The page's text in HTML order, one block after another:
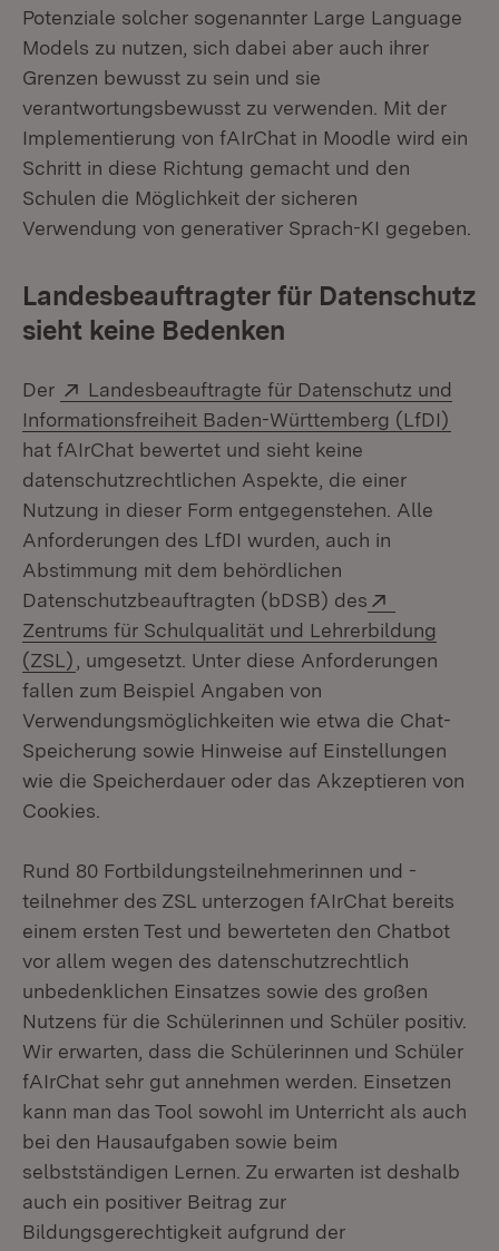
Potenziale solcher sogenannter Large Language
Models zu nutzen, sich dabei aber auch ihrer
Grenzen bewusst zu sein und sie
verantwortungsbewusst zu verwenden. Mit der
Implementierung von fAIrChat in Moodle wird ein
Schritt in diese Richtung gemacht und den
Schulen die Möglichkeit der sicheren
Verwendung von generativer Sprach-KI gegeben.
Landesbeauftragter für Datenschutz
sieht keine Bedenken
Der Extern:
Landesbeauftragte für Datenschutz und
Informationsfreiheit Baden-Württemberg (LfDI)
hat fAIrChat bewertet und sieht keine
datenschutzrechtlichen Aspekte, die einer
Nutzung in dieser Form entgegenstehen. Alle
Anforderungen des LfDI wurden, auch in
Abstimmung mit dem behördlichen
Datenschutzbeauftragten (bDSB) des
Zentrums für Schulqualität und Lehrerbildung
(ZSL) (Öffnet in neuem Fenster)
, umgesetzt. Unter diese Anforderungen
fallen zum Beispiel Angaben von
Verwendungsmöglichkeiten wie etwa die Chat-
Speicherung sowie Hinweise auf Einstellungen
wie die Speicherdauer oder das Akzeptieren von
Cookies.
Rund 80 Fortbildungsteilnehmerinnen und -
teilnehmer des ZSL unterzogen fAIrChat bereits
einem ersten Test und bewerteten den Chatbot
vor allem wegen des datenschutzrechtlich
unbedenklichen Einsatzes sowie des großen
Nutzens für die Schülerinnen und Schüler positiv.
Wir erwarten, dass die Schülerinnen und Schüler
fAIrChat sehr gut annehmen werden. Einsetzen
kann man das Tool sowohl im Unterricht als auch
bei den Hausaufgaben sowie beim
selbstständigen Lernen. Zu erwarten ist deshalb
auch ein positiver Beitrag zur
Bildungsgerechtigkeit aufgrund der